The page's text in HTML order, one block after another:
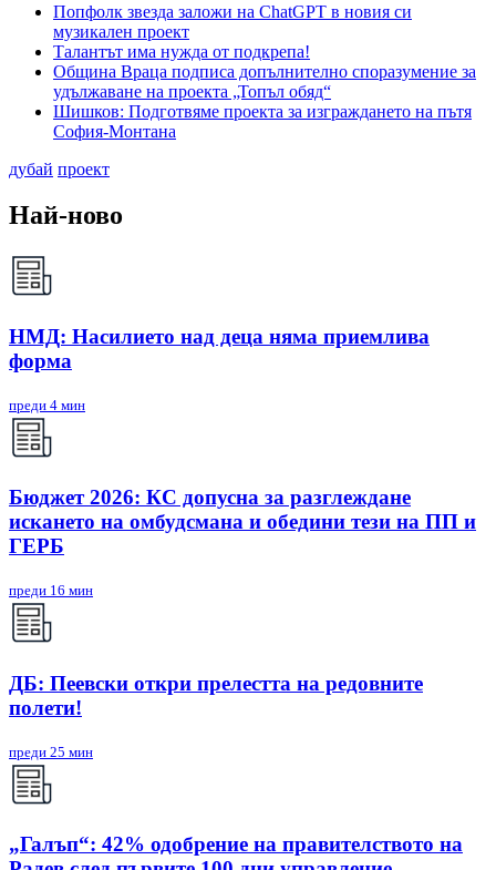
Попфолк звезда заложи на ChatGPT в новия си
музикален проект
Талантът има нужда от подкрепа!
Община Враца подписа допълнително споразумение за
удължаване на проекта „Топъл обяд“
Шишков: Подготвяме проекта за изграждането на пътя
София-Монтана
дубай проект
Най-ново
НМД: Насилието над деца няма приемлива
форма
преди 4 мин
Бюджет 2026: КС допусна за разглеждане
искането на омбудсмана и обедини тези на ПП и
ГЕРБ
преди 16 мин
ДБ: Пеевски откри прелестта на редовните
полети!
преди 25 мин
„Галъп“: 42% одобрение на правителството на